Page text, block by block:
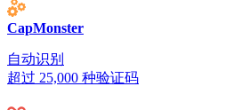
CapMonster
自动识别
超过 25,000 种验证码